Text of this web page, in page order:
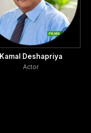
Kamal Deshapriya
Actor